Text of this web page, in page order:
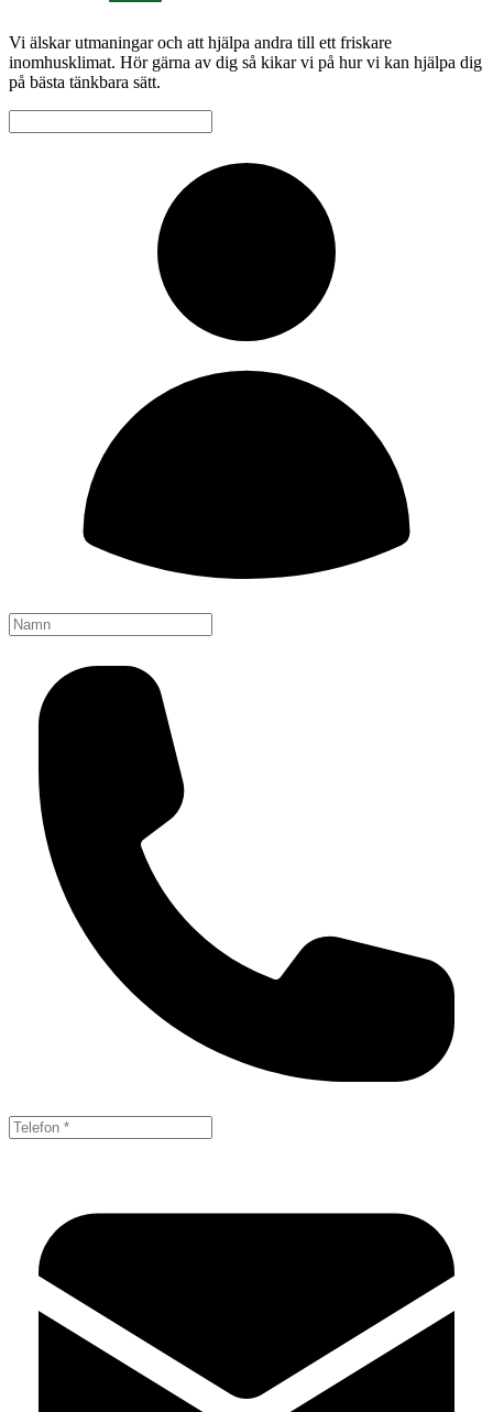
Vi älskar utmaningar och att hjälpa andra till ett friskare
inomhusklimat. Hör gärna av dig så kikar vi på hur vi kan hjälpa dig
på bästa tänkbara sätt.